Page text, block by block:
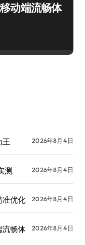
动端流畅体
王 2026年8月4日
测 2026年8月4日
准优化 2026年8月4日
流畅体
2026年8月4日